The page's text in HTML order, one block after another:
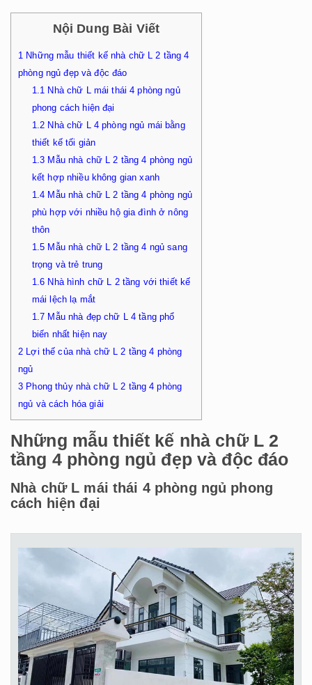
Nội Dung Bài Viết
1 Những mẫu thiết kế nhà chữ L 2 tầng 4
phòng ngủ đẹp và độc đáo
1.1 Nhà chữ L mái thái 4 phòng ngủ
phong cách hiện đại
1.2 Nhà chữ L 4 phòng ngủ mái bằng
thiết kế tối giản
1.3 Mẫu nhà chữ L 2 tầng 4 phòng ngủ
kết hợp nhiều không gian xanh
1.4 Mẫu nhà chữ L 2 tầng 4 phòng ngủ
phù hợp với nhiều hộ gia đình ở nông
thôn
1.5 Mẫu nhà chữ L 2 tầng 4 ngủ sang
trọng và trẻ trung
1.6 Nhà hình chữ L 2 tầng với thiết kế
mái lệch lạ mắt
1.7 Mẫu nhà đẹp chữ L 4 tầng phổ
biến nhất hiện nay
2 Lợi thế của nhà chữ L 2 tầng 4 phòng
ngủ
3 Phong thủy nhà chữ L 2 tầng 4 phòng
ngủ và cách hóa giải
Những mẫu thiết kế nhà chữ L 2
tầng 4 phòng ngủ đẹp và độc đáo
Nhà chữ L mái thái 4 phòng ngủ phong
cách hiện đại